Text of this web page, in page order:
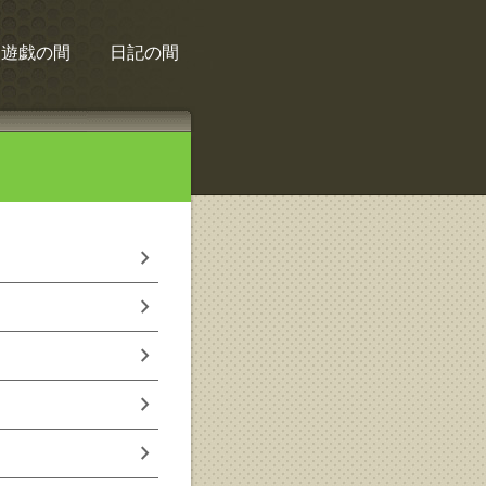
遊戯の間 日記の間
chevron_right
chevron_right
chevron_right
chevron_right
chevron_right